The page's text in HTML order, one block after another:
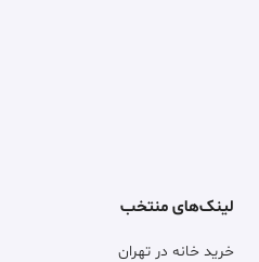
لینک‌های منتخب
خرید خانه در تهران